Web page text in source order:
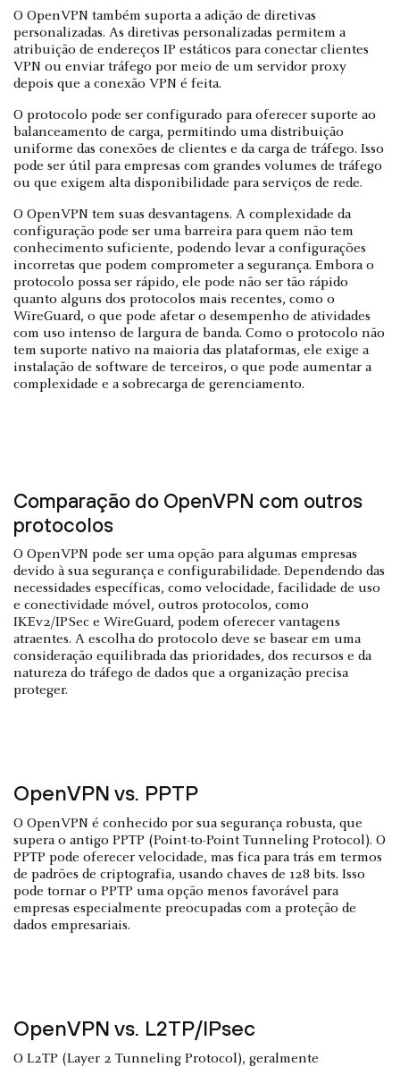
O OpenVPN também suporta a adição de diretivas
personalizadas. As diretivas personalizadas permitem a
atribuição de endereços IP estáticos para conectar clientes
VPN ou enviar tráfego por meio de um servidor proxy
depois que a conexão VPN é feita.
O protocolo pode ser configurado para oferecer suporte ao
balanceamento de carga, permitindo uma distribuição
uniforme das conexões de clientes e da carga de tráfego. Isso
pode ser útil para empresas com grandes volumes de tráfego
ou que exigem alta disponibilidade para serviços de rede.
O OpenVPN tem suas desvantagens. A complexidade da
configuração pode ser uma barreira para quem não tem
conhecimento suficiente, podendo levar a configurações
incorretas que podem comprometer a segurança. Embora o
protocolo possa ser rápido, ele pode não ser tão rápido
quanto alguns dos protocolos mais recentes, como o
WireGuard, o que pode afetar o desempenho de atividades
com uso intenso de largura de banda. Como o protocolo não
tem suporte nativo na maioria das plataformas, ele exige a
instalação de software de terceiros, o que pode aumentar a
complexidade e a sobrecarga de gerenciamento.
Comparação do OpenVPN com outros
protocolos
O OpenVPN pode ser uma opção para algumas empresas
devido à sua segurança e configurabilidade. Dependendo das
necessidades específicas, como velocidade, facilidade de uso
e conectividade móvel, outros protocolos, como
IKEv2/IPSec e WireGuard, podem oferecer vantagens
atraentes. A escolha do protocolo deve se basear em uma
consideração equilibrada das prioridades, dos recursos e da
natureza do tráfego de dados que a organização precisa
proteger.
OpenVPN vs. PPTP
O OpenVPN é conhecido por sua segurança robusta, que
supera o antigo PPTP (Point-to-Point Tunneling Protocol). O
PPTP pode oferecer velocidade, mas fica para trás em termos
de padrões de criptografia, usando chaves de 128 bits. Isso
pode tornar o PPTP uma opção menos favorável para
empresas especialmente preocupadas com a proteção de
dados empresariais.
OpenVPN vs. L2TP/IPsec
O L2TP (Layer 2 Tunneling Protocol), geralmente